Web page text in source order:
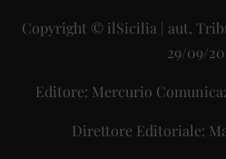
Copyright © ilSicilia | aut.
29/09/
Editore: Mercurio
Direttore Editoriale: